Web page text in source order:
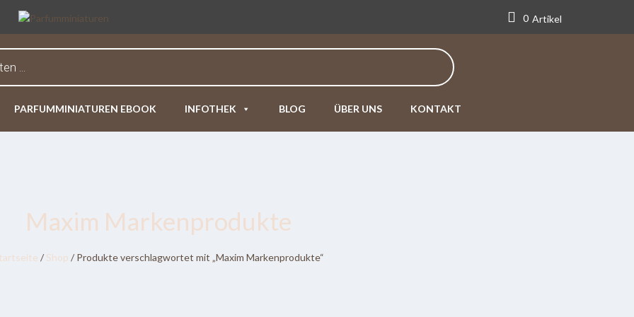
0 Artikel
PARFUMMINIATUREN EBOOK INFOTHEK BLOG ÜBER UNS KONTAKT
Maxim Markenprodukte
/ Shop / Produkte verschlagwortet mit „Maxim Markenprodukte“